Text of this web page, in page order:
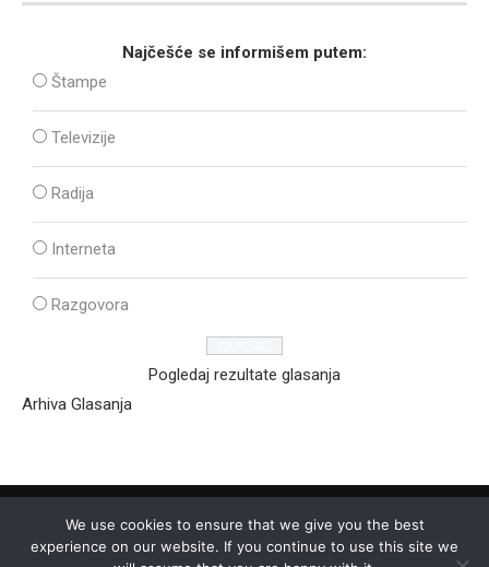
Najčešće se informišem putem:
Štampe
Televizije
Radija
Interneta
Razgovora
Pogledaj rezultate glasanja
Arhiva Glasanja
We use cookies to ensure that we give you the best
experience on our website. If you continue to use this site we